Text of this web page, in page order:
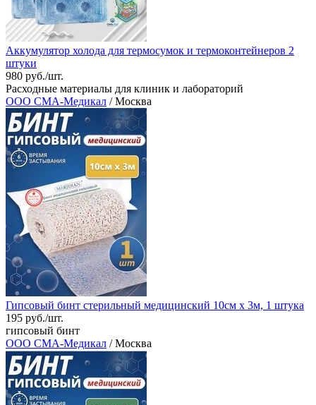
Аккумулятор холода для термосумок и термоконтейнеров 2
штуки
980 руб./шт.
Расходные материалы для клиник и лабораторий
ООО СМА-Медикал / Москва
Гипсовый бинт стерильный медицинский 10см х 3м, 1 штука
195 руб./шт.
гипсовый бинт
ООО СМА-Медикал / Москва